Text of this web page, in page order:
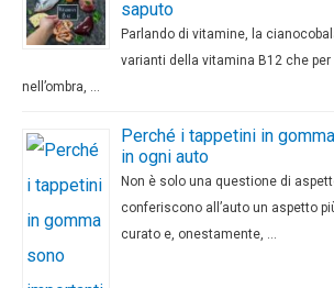
saputo
Parlando di vitamine, la
varianti della vitamina B12 che per
nell’ombra, …
Perché i tappetini in
in ogni auto
Non è solo una questione di
conferiscono all’auto un aspetto
curato e, onestamente, …